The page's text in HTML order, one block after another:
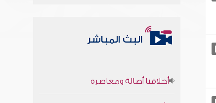
البث المباشر